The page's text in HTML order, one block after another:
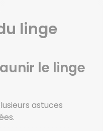
linge
le linge
astuces